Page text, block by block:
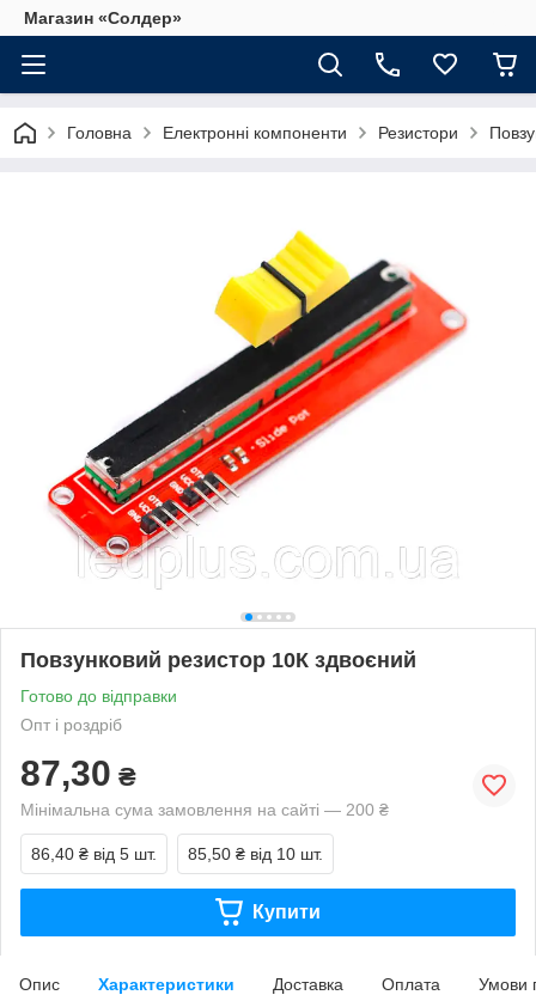
Магазин «Солдер»
Головна Електронні компоненти Резистори
Повзунковий резистор 10К здвоєний
Готово до відправки
Опт і роздріб
87,30 ₴
Мінімальна сума замовлення на сайті — 200 ₴
86,40 ₴ від 5 шт. 85,50 ₴ від 10 шт.
Купити
Опис Характеристики Доставка Оплата Умови